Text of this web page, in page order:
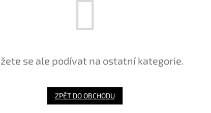
se ale podívat na ostatní kategorie.
ZPĚT DO OBCHODU